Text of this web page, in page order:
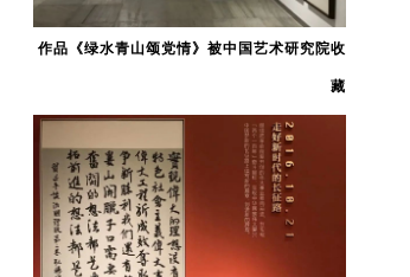
作品《绿水青山颂党情》被中国艺术研究院收
藏